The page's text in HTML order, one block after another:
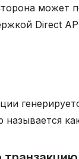
может
Direct